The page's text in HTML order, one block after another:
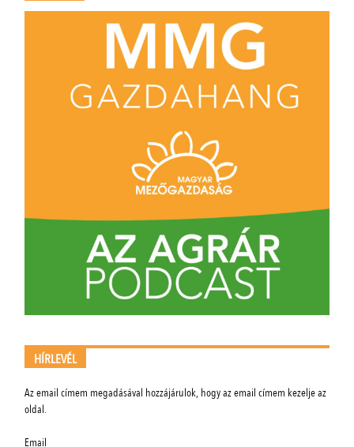
HÍRLEVÉL
Az email címem megadásával hozzájárulok, hogy az email címem kezelje az
oldal.
Email